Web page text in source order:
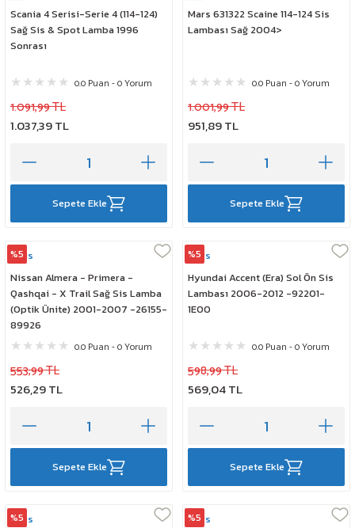
Scania 4 Serisi-Serie 4 (114-124)
Sağ Sis & Spot Lamba 1996
Sonrası
0.0 Puan - 0 Yorum
1.091,99 TL
1.037,39 TL
Sepete Ekle
Mars 631322 Scaine 114-124 Sis
Lambası Sağ 2004>
0.0 Puan - 0 Yorum
1.001,99 TL
951,89 TL
Sepete Ekle
%5
Mars
Nissan Almera - Primera -
Qashqai - X Trail Sağ Sis Lamba
(Optik Ünite) 2001-2007 -26155-
89926
0.0 Puan - 0 Yorum
553,99 TL
526,29 TL
Sepete Ekle
%5
Mars
Hyundai Accent (Era) Sol Ön Sis
Lambası 2006-2012 -92201-
1E00
0.0 Puan - 0 Yorum
598,99 TL
569,04 TL
Sepete Ekle
%5
Mars
%5
Mars